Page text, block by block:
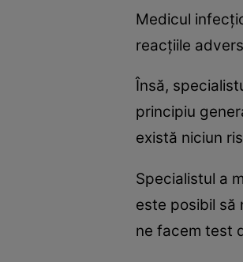
Medicul
reacțiile
Însă,
principiu
există niciun
Specialistul a
este posibil să
ne facem test